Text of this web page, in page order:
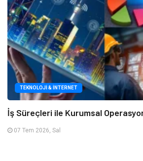
TEKNOLOJI & İNTERNET
İş Süreçleri ile Kurumsal
07 Tem 2026, Sal